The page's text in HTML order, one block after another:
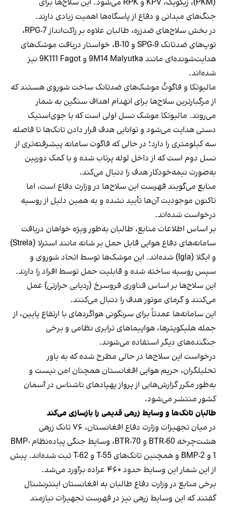
(PKM)، زیکویک، KPV و RPK می‌شود. این سلاح‌ها برای
جنگ‌های میدانی و دفاع از پاسگاه‌ها اهمیت زیادی دارند.
در بخش سلاح‌های ضدزره، طالبان علاوه بر راکت‌انداز RPG-7،
توپ‌های ضدتانک SPG-9 و B-10، خواستار دریافت موشک‌های
هدایت‌شونده‌ای مانند 9M14 Malyutka و 9K111 Fagot نیز
شده‌اند.
مالیوتکا و فاگوتُ موشک‌های ضدتانک ساخت شوروی هستند که
از مرگبارترین سلاح‌ها برای انهدام اهداف سنگین به شمار
می‌روند. مالیوتکا موشک نسل اولی است که با جوی‌استیک
دستی هدایت می‌شود و توانایی هدف قرار دادن تانک‌ها تا فاصله
سه کیلومتری را دارد؛ در حالی که فاگوت سامانه پیشرفته‌تری از
نسل دوم است که از داخل لوله پرتاب شده و با کمک دوربین
به‌صورت نیمه‌خودکار هدف را دنبال می‌کند.
منابع می‌گویند فهرست این سلاح‌ها در وزارت دفاع است، اما
تاکنون موجودیت آن‌ها تأیید نشده و به همین دلیل از روسیه
درخواست شده‌اند.
بر اساس اطلاعات منابع، طالبان به‌طور ویژه خواهان دریافت
سامانه‌های دفاع هوایی قابل حمل بر شانه مانند استرلا (Strela)
و ایگلا (Igla) شده‌اند. این موشک‌ها توسط اتحاد شوروی و
سپس روسیه ساخته شده و قابلیت حمل توسط افراد را دارند.
این سلاح‌ها بر اساس فناوری فروسرخ (ردیابی حرارتی) عمل
می‌کنند و گرمای موتور هدف را دنبال می‌کنند.
این سامانه‌ها عمدتاً برای سرنگونی هواگردهای با ارتفاع پایین، از
جمله هلیکوپترها، هواپیماهای ترابری نظامی و برخی
جنگنده‌های دیگر استفاده می‌شوند.
درخواست این سلاح‌ها در حالی مطرح شده که به باور
تحلیلگران، حریم هوایی افغانستان همچنان امن نیست و
به‌طور مکرر گزارش‌هایی از پرواز پهپادهای ناشناس در آسمان
کشور منتشر می‌شود.
طالبان تانک‌ها و وسایط زرهی قدیمی را بازسازی می‌کند
در میان تجهیزات وزارت دفاع افغانستان، ۷۶ تانک زرهی
هشت‌چرخه BTR-60 و BTR-70، وسایط جنگی پیاده‌نظام BMP-
1 و BMP-2 و همچنین تانک‌های T-55 و T-62 ثبت شده‌اند. پیش
از این شمار این وسایط حدود ۴۶۰ عراده برآورد می‌شد.
برخی منابع در وزارت دفاع طالبان به افغانستان اینترنشنال
گفتند که این وسایط زرهی نیز در فهرست تجهیزات نیازمند